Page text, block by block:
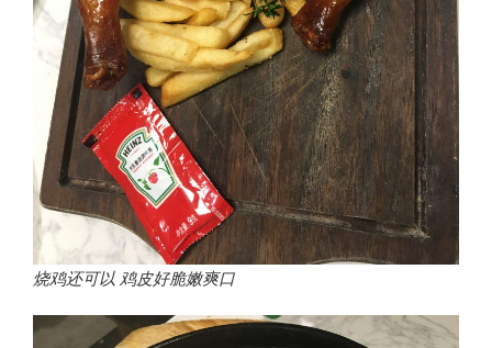
烧鸡还可以 鸡皮好脆嫩爽口